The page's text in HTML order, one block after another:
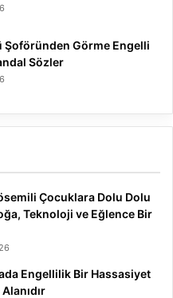
Şoföründen Görme Engelli
Sözler
Çocuklara Dolu Dolu
Teknoloji ve Eğlence Bir
Engellilik Bir Hassasiyet